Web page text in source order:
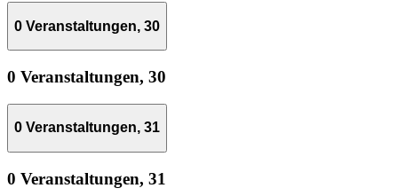
0 Veranstaltungen, 30
0 Veranstaltungen, 30
0 Veranstaltungen, 31
0 Veranstaltungen, 31